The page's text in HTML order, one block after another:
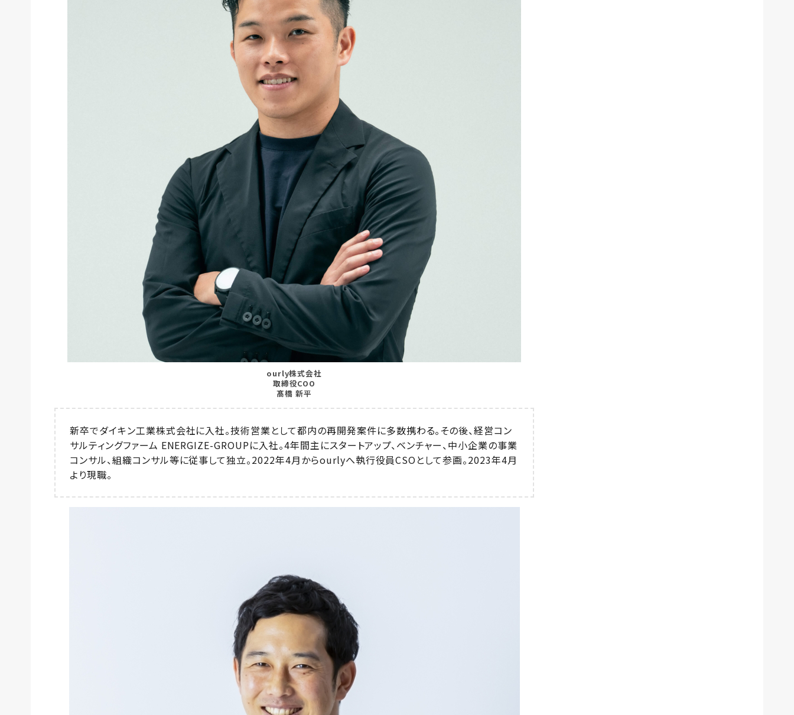
ourly株式会社
取締役COO
髙橋 新平
新卒でダイキン工業株式会社に入社。技術営業として都内の再開発案件に多数携わる。その後、経営コン
サルティングファーム ENERGIZE-GROUPに入社。4年間主にスタートアップ、ベンチャー、中小企業の事業
コンサル、組織コンサル等に従事して独立。2022年4月からourlyへ執行役員CSOとして参画。2023年4月
より現職。